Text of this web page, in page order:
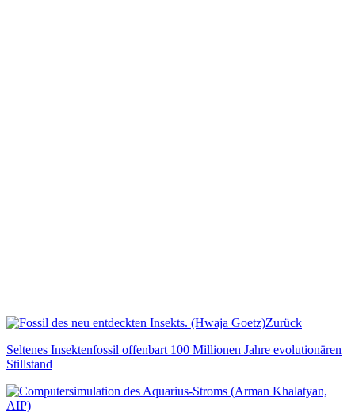
Zurück
Seltenes Insektenfossil offenbart 100 Millionen Jahre evolutionären
Stillstand